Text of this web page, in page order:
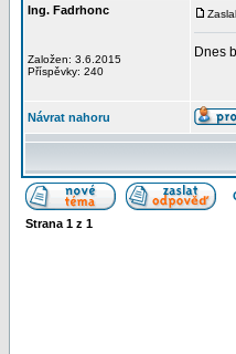
Ing. Fadrhonc
Založen: 3.6.2015
Příspěvky: 240
Dnes
Návrat nahoru
Strana 1 z 1